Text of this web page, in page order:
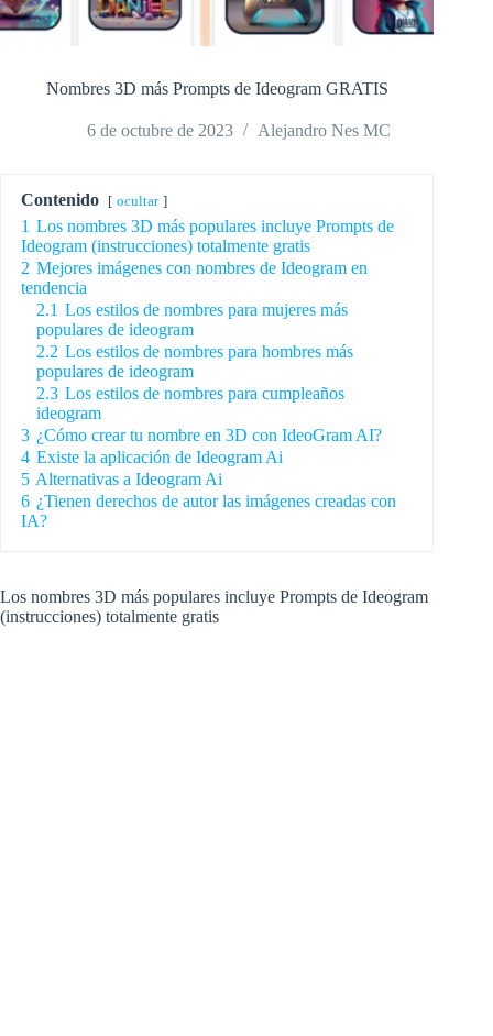
Nombres 3D más Prompts de Ideogram GRATIS
6 de octubre de 2023 Alejandro Nes MC
Contenido ocultar
1 Los nombres 3D más populares incluye Prompts de
Ideogram (instrucciones) totalmente gratis
2 Mejores imágenes con nombres de Ideogram en
tendencia
2.1 Los estilos de nombres para mujeres más
populares de ideogram
2.2 Los estilos de nombres para hombres más
populares de ideogram
2.3 Los estilos de nombres para cumpleaños
ideogram
3 ¿Cómo crear tu nombre en 3D con IdeoGram AI?
4 Existe la aplicación de Ideogram Ai
5 Alternativas a Ideogram Ai
6 ¿Tienen derechos de autor las imágenes creadas con
IA?
Los nombres 3D más populares incluye Prompts de Ideogram
(instrucciones) totalmente gratis